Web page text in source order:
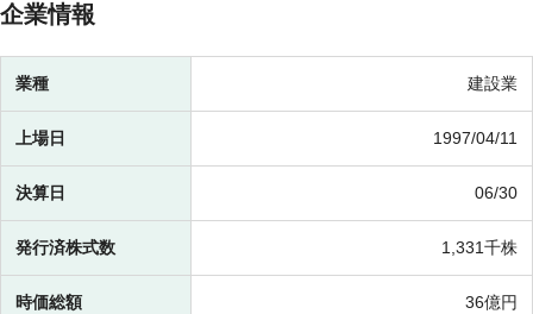
企業情報
業種 建設業
上場日 1997/04/11
決算日 06/30
発行済株式数 1,331千株
時価総額 36億円